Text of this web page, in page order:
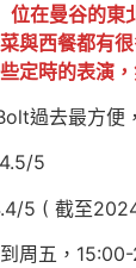
位在曼谷的
與西餐都有
定時的表演
過去最方便
5
5 ( 截至
到周五，